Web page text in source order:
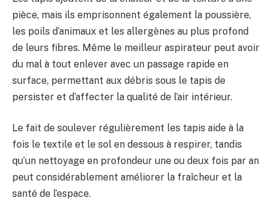
pièce, mais ils emprisonnent également la poussière,
les poils d’animaux et les allergènes au plus profond
de leurs fibres. Même le meilleur aspirateur peut avoir
du mal à tout enlever avec un passage rapide en
surface, permettant aux débris sous le tapis de
persister et d’affecter la qualité de l’air intérieur.
Le fait de soulever régulièrement les tapis aide à la
fois le textile et le sol en dessous à respirer, tandis
qu’un nettoyage en profondeur une ou deux fois par an
peut considérablement améliorer la fraîcheur et la
santé de l’espace.